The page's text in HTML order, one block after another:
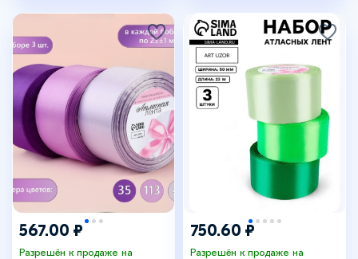
567.00 ₽
Разрешён к продаже на
750.60 ₽
Разрешён к продаже на